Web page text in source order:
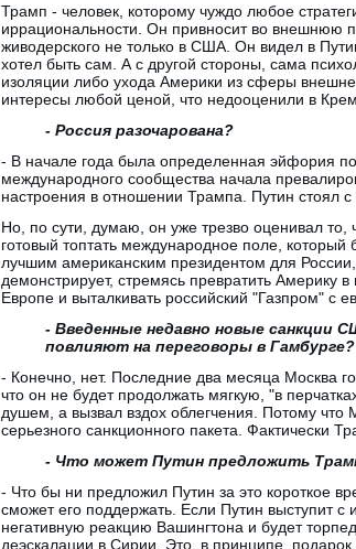
Трамп - человек, которому чуждо любое
иррациональности. Он привносит во внешнюю
живодерского не только в США. Он видел в
хотел быть сам. А с другой стороны, сама
изоляции либо ухода Америки из сферы
интересы любой ценой, что недооценили в
- Россия разочарована?
- В начале года была определенная эйфория
международного сообщества начала
настроения в отношении Трампа. Путин стоял
Но, по сути, думаю, он уже трезво оценивал то,
готовый топтать международное поле,
лучшим американским президентом для
демонстрирует, стремясь превратить Америку
Европе и выталкивать российский "Газпром" с
- Введенные недавно новые санкции
повлияют на переговоры в Гамбурге?
- Конечно, нет. Последние два месяца Москва
что он не будет продолжать мягкую, "в
душем, а вызвал вздох облегчения. Потому
серьезного санкционного пакета. Фактически
- Что может Путин предложить
- Что бы ни предложил Путин за это короткое
сможет его поддержать. Если Путин выступит с
негативную реакцию Вашингтона и будет
деэскалации в Сирии. Это, в принципе,